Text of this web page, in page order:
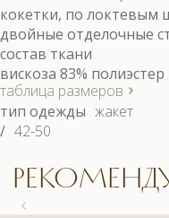
кокетки, по
двойные отделочные
состав ткани
вискоза 83% полиэстер
таблица размеров
тип одежды жакет
/ 42-50